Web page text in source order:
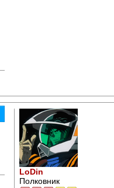
LoDin
Полковник